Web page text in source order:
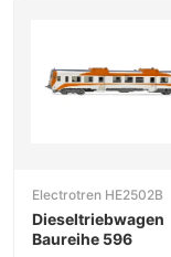
Electrotren HE2502B
Dieseltriebwagen
Baureihe 596